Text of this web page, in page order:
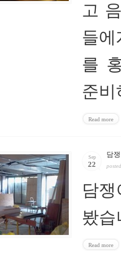
고
들
를
준
Read more
Sep
22
담
담
봤습
Read more